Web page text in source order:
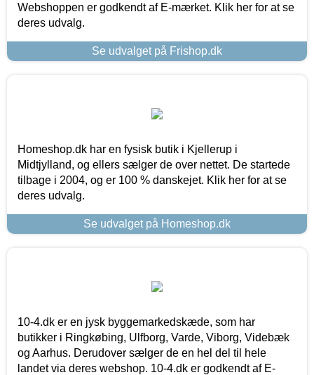
Webshoppen er godkendt af E-mærket. Klik her for at se
deres udvalg.
Se udvalget på Frishop.dk
Homeshop.dk har en fysisk butik i Kjellerup i
Midtjylland, og ellers sælger de over nettet. De startede
tilbage i 2004, og er 100 % danskejet. Klik her for at se
deres udvalg.
Se udvalget på Homeshop.dk
10-4.dk er en jysk byggemarkedskæde, som har
butikker i Ringkøbing, Ulfborg, Varde, Viborg, Videbæk
og Aarhus. Derudover sælger de en hel del til hele
landet via deres webshop. 10-4.dk er godkendt af E-